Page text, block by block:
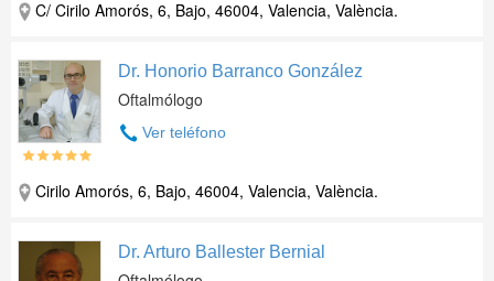
C/ Cirilo Amorós, 6, Bajo, 46004, Valencia, València.
Dr. Honorio Barranco González
Oftalmólogo
Ver teléfono
Cirilo Amorós, 6, Bajo, 46004, Valencia, València.
Dr. Arturo Ballester Bernial